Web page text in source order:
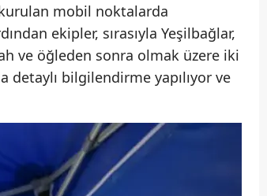
kurulan mobil noktalarda
ekipler, sırasıyla Yeşilbağlar,
ve öğleden sonra olmak üzere iki
detaylı bilgilendirme yapılıyor ve